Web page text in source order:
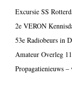
Excursie SS
2e VERON
53e Radiobeurs in
Amateur Overleg
Propagatienieuws –